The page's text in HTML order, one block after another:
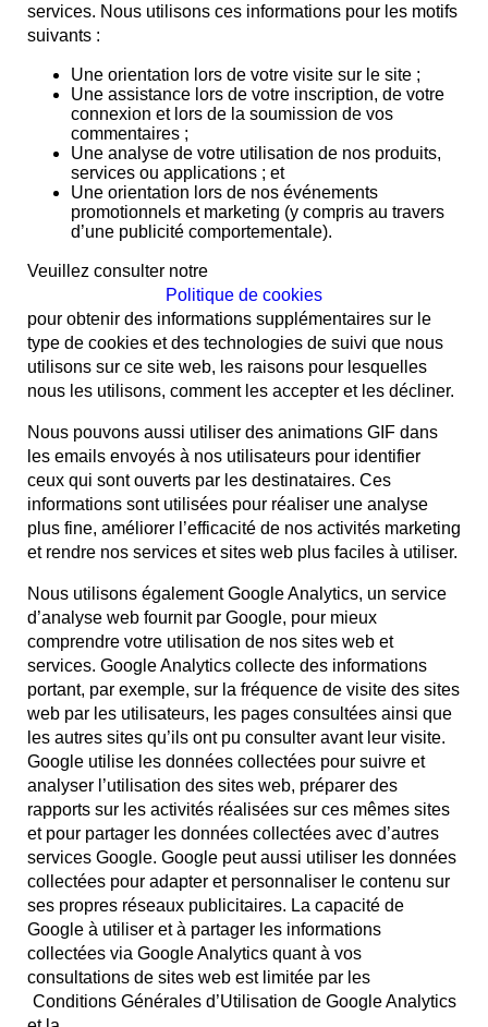
services. Nous utilisons ces informations pour les motifs
suivants :
Une orientation lors de votre visite sur le site ;
Une assistance lors de votre inscription, de votre
connexion et lors de la soumission de vos
commentaires ;
Une analyse de votre utilisation de nos produits,
services ou applications ; et
Une orientation lors de nos événements
promotionnels et marketing (y compris au travers
d’une publicité comportementale).
Veuillez consulter notre
Politique de cookies
pour obtenir des informations supplémentaires sur le
type de cookies et des technologies de suivi que nous
utilisons sur ce site web, les raisons pour lesquelles
nous les utilisons, comment les accepter et les décliner.
Nous pouvons aussi utiliser des animations GIF dans
les emails envoyés à nos utilisateurs pour identifier
ceux qui sont ouverts par les destinataires. Ces
informations sont utilisées pour réaliser une analyse
plus fine, améliorer l’efficacité de nos activités marketing
et rendre nos services et sites web plus faciles à utiliser.
Nous utilisons également Google Analytics, un service
d’analyse web fournit par Google, pour mieux
comprendre votre utilisation de nos sites web et
services. Google Analytics collecte des informations
portant, par exemple, sur la fréquence de visite des sites
web par les utilisateurs, les pages consultées ainsi que
les autres sites qu’ils ont pu consulter avant leur visite.
Google utilise les données collectées pour suivre et
analyser l’utilisation des sites web, préparer des
rapports sur les activités réalisées sur ces mêmes sites
et pour partager les données collectées avec d’autres
services Google. Google peut aussi utiliser les données
collectées pour adapter et personnaliser le contenu sur
ses propres réseaux publicitaires. La capacité de
Google à utiliser et à partager les informations
collectées via Google Analytics quant à vos
consultations de sites web est limitée par les
Conditions Générales d’Utilisation de Google Analytics